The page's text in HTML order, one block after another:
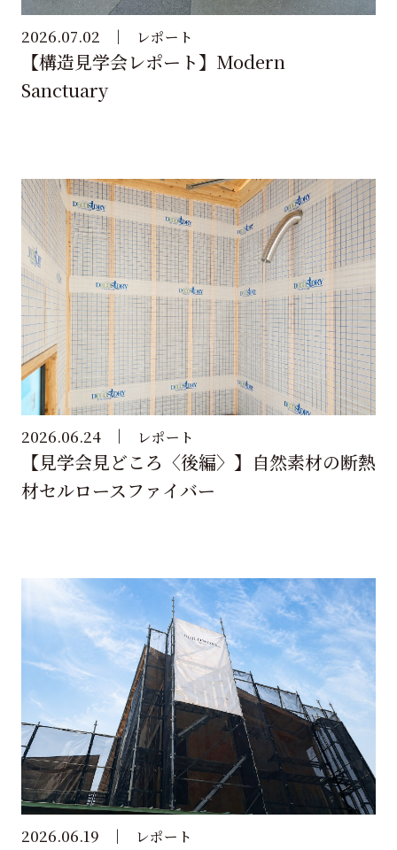
2026.07.02 レポート
【構造見学会レポート】Modern
Sanctuary
2026.06.24 レポート
【見学会見どころ〈後編〉】自然素材の断熱
材セルロースファイバー
2026.06.19 レポート